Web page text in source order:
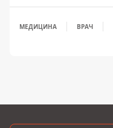
МЕДИЦИНА ВРАЧ